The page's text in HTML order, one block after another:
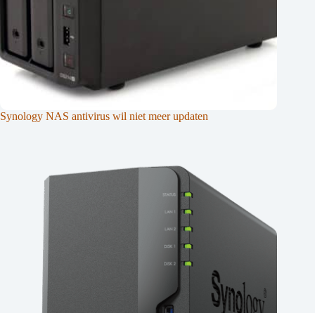
Synology NAS antivirus wil niet meer updaten